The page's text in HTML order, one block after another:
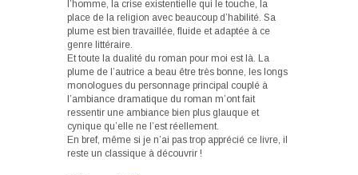
l’homme, la crise existentielle qui le touche, la
place de la religion avec beaucoup d’habilité. Sa
plume est bien travaillée, fluide et adaptée à ce
genre littéraire.
Et toute la dualité du roman pour moi est là. La
plume de l’autrice a beau être très bonne, les longs
monologues du personnage principal couplé à
l’ambiance dramatique du roman m’ont fait
ressentir une ambiance bien plus glauque et
cynique qu’elle ne l’est réellement.
En bref, même si je n’ai pas trop apprécié ce livre, il
reste un classique à découvrir !